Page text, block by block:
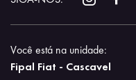
Você está na unidade:
Fipal Fiat - Cascavel